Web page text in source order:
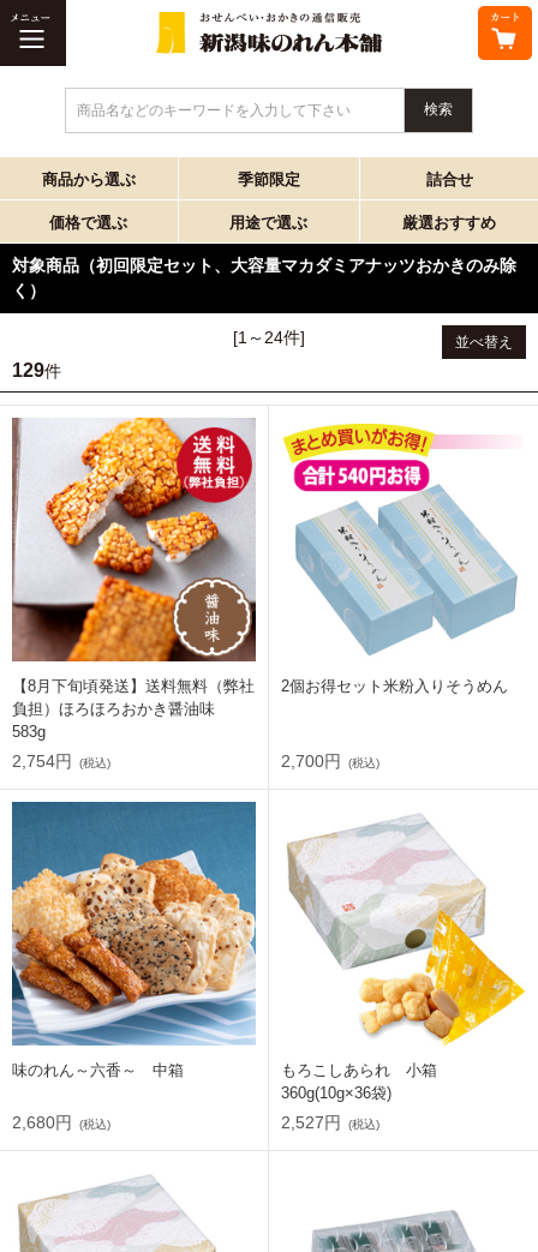
商品名などのキーワードを入力して下さい
商品から選ぶ 季節限定 詰合せ
価格で選ぶ 用途で選ぶ 厳選おすすめ
対象商品（初回限定セット、大容量マカダミアナッツおかきのみ除
く）
並べ替え
[1～24件]
129件
【8月下旬頃発送】送料無料（弊社
負担）ほろほろおかき醤油味
583g
2,754円 (税込)
2個お得セット米粉入りそうめん
2,700円 (税込)
味のれん～六香～ 中箱
2,680円 (税込)
もろこしあられ 小箱
360g(10g×36袋)
2,527円 (税込)